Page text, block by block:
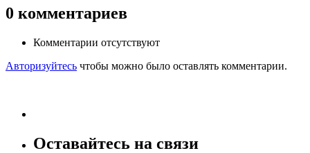
0 комментариев
Комментарии отсутствуют
Авторизуйтесь чтобы можно было оставлять комментарии.
Оставайтесь на связи